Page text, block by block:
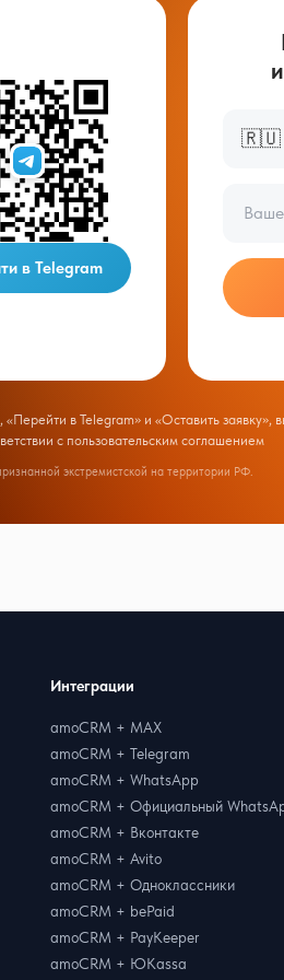
в Telegram
🇷🇺
в Telegram» и «Оставить заявку»,
с пользовательским соглашением
экстремистской на территории РФ.
Интеграции
amoCRM + MAX
amoCRM + Telegram
amoCRM + WhatsApp
amoCRM + Официальный
amoCRM + Вконтакте
amoCRM + Avito
amoCRM + Одноклассники
amoCRM + bePaid
amoCRM + PayKeeper
amoCRM + ЮKassa